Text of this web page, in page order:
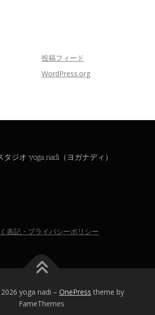
投稿フィード
WordPress.org
ジオ yoga nadi（ヨガナディ）
表記・プライバシーポリシー
yoga nadi – OnePress theme by
FameThemes